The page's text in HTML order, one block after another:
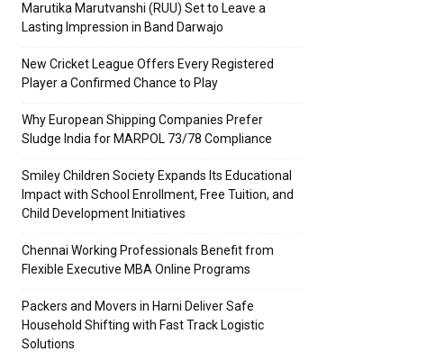
Marutika Marutvanshi (RUU) Set to Leave a
Lasting Impression in Band Darwajo
New Cricket League Offers Every Registered
Player a Confirmed Chance to Play
Why European Shipping Companies Prefer
Sludge India for MARPOL 73/78 Compliance
Smiley Children Society Expands Its Educational
Impact with School Enrollment, Free Tuition, and
Child Development Initiatives
Chennai Working Professionals Benefit from
Flexible Executive MBA Online Programs
Packers and Movers in Harni Deliver Safe
Household Shifting with Fast Track Logistic
Solutions